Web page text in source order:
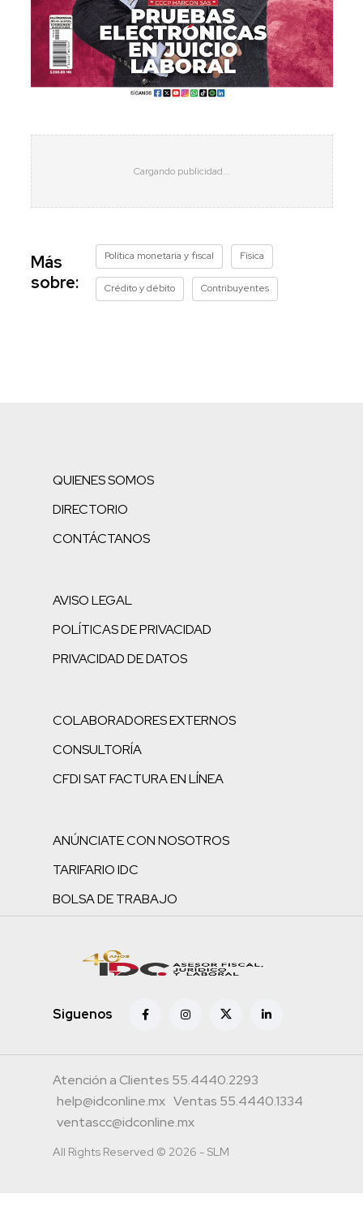
Más
sobre:
Política monetaria y fiscal Física
Crédito y débito Contribuyentes
QUIENES SOMOS
DIRECTORIO
CONTÁCTANOS
AVISO LEGAL
POLÍTICAS DE PRIVACIDAD
PRIVACIDAD DE DATOS
COLABORADORES EXTERNOS
CONSULTORÍA
CFDI SAT FACTURA EN LÍNEA
ANÚNCIATE CON NOSOTROS
TARIFARIO IDC
BOLSA DE TRABAJO
Siguenos
Atención a Clientes 55.4440.2293
help@idconline.mx Ventas 55.4440.1334
ventascc@idconline.mx
All Rights Reserved © 2026 - SLM